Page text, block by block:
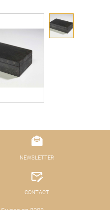
NEWSLETTER
CONTACT